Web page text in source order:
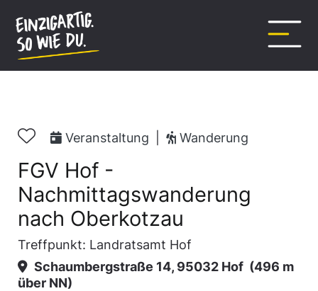
springen
Veranstaltung Wanderung
FGV Hof -
Nachmittagswanderung
nach Oberkotzau
Treffpunkt: Landratsamt Hof
Schaumbergstraße 14, 95032 Hof (496 m
über NN)